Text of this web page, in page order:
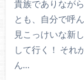
貴族でありなが
とも、自分で呼
見こっけいな新
して行く！ それ
ん…